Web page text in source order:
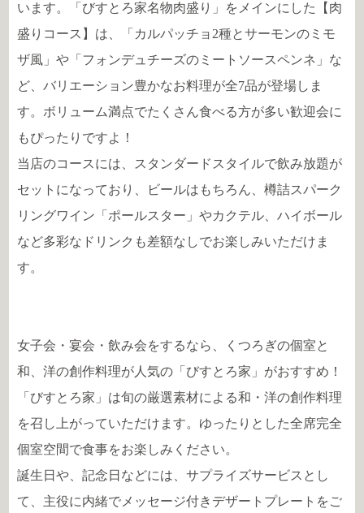
います。「 びすとろ家名物肉盛り」をメインにした【肉
盛りコース】は、「カルパッチョ2種とサーモンのミモ
ザ風」や「フォンデュチーズのミートソースペンネ」な
ど、バリエーション豊かなお料理が全7品が登場しま
す。ボリューム満点でたくさん食べる方が多い歓迎会に
もぴったりですよ！
当店のコースには、スタンダードスタイルで飲み放題が
セットになっており、ビールはもちろん、樽詰スパーク
リングワイン「ポールスター」やカクテル、ハイボール
など多彩なドリンクも差額なしでお楽しみいただけま
す。
女子会・宴会・飲み会をするなら、くつろぎの個室と
和、洋の創作料理が人気の「びすとろ家」がおすすめ！
「びすとろ家」は旬の厳選素材による和・洋の創作料理
を召し上がっていただけます。ゆったりとした全席完全
個室空間で食事をお楽しみください。
誕生日や、記念日などには、サプライズサービスとし
て、主役に内緒でメッセージ付きデザートプレートをご